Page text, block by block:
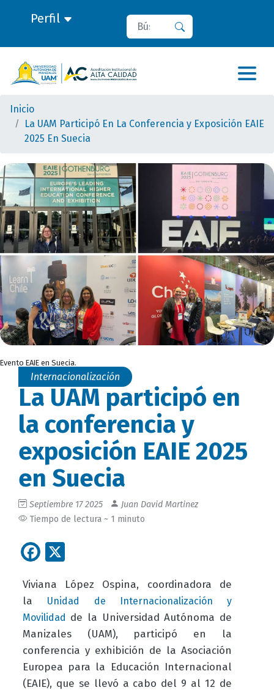
Perfil Buscar
Inicio
La UAM Participó En La Conferencia y Exposición EAIE
2025 En Suecia
Evento EAIE en Suecia.
Internacionalización
La UAM participó en
la conferencia y
exposición EAIE 2025
en Suecia
Septiembre 17 2025
Juan David Martinez
Tiempo de lectura ~ 1 minuto
Facebook
Viviana López Ospina, coordinadora de
la Unidad de Internacionalización y
Movilidad de la Universidad Autónoma de
Manizales (UAM), participó en la
conferencia y exhibición de la Asociación
Europea para la Educación Internacional
(EAIE), que se llevó a cabo del 9 al 12 de